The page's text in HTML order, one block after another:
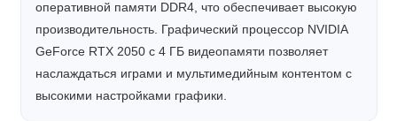
оперативной памяти DDR4, что обеспечивает высокую
производительность. Графический процессор NVIDIA
GeForce RTX 2050 с 4 ГБ видеопамяти позволяет
наслаждаться играми и мультимедийным контентом с
высокими настройками графики.